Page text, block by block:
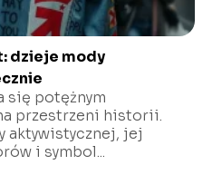
dzieje mody
się potężnym
przestrzeni historii.
aktywistycznej, jej
i symbol...